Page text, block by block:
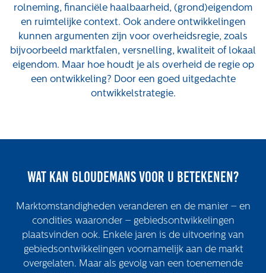
Pachtbeleid gemeente Valkenswaard: duurzame
pacht als instrument voor landbouw- en
watertransitie
Strategisch grondbeleid als motor voor
woningbouwversnelling Gemeente Vught
Regeling van Rentmeesters 2020
Het verhaal van Gloudemans
Werken bij Gloudemans
Actueel
Nieuws
rolneming, financiële haalbaarheid, (grond)eigendom
en ruimtelijke context. Ook andere ontwikkelingen
kunnen argumenten zijn voor overheidsregie, zoals
bijvoorbeeld marktfalen, versnelling, kwaliteit of lokaal
eigendom. Maar hoe houdt je als overheid de regie op
een ontwikkeling? Door een goed uitgedachte
ontwikkelstrategie.
Wat kan Gloudemans voor u betekenen?
Marktomstandigheden veranderen en de manier – en
condities waaronder – gebiedsontwikkelingen
plaatsvinden ook. Enkele jaren is de uitvoering van
gebiedsontwikkelingen voornamelijk aan de markt
overgelaten. Maar als gevolg van een toenemende